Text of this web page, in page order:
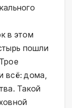
в этом
пошли
всё: дома,
Такой